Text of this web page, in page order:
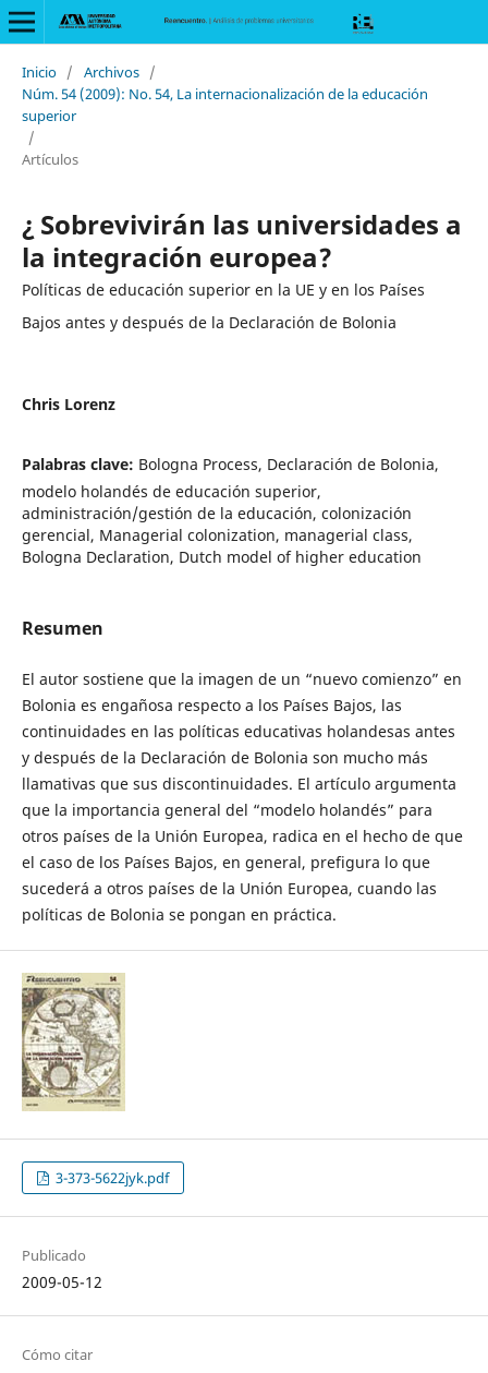
Inicio / Archivos /
Núm. 54 (2009): No. 54, La internacionalización de la educación
superior
/
Artículos
¿ Sobrevivirán las universidades a
la integración europea?
Políticas de educación superior en la UE y en los Países
Bajos antes y después de la Declaración de Bolonia
Chris Lorenz
Palabras clave: Bologna Process, Declaración de Bolonia,
modelo holandés de educación superior,
administración/gestión de la educación, colonización
gerencial, Managerial colonization, managerial class,
Bologna Declaration, Dutch model of higher education
Resumen
El autor sostiene que la imagen de un “nuevo comienzo” en
Bolonia es engañosa respecto a los Países Bajos, las
continuidades en las políticas educativas holandesas antes
y después de la Declaración de Bolonia son mucho más
llamativas que sus discontinuidades. El artículo argumenta
que la importancia general del “modelo holandés” para
otros países de la Unión Europea, radica en el hecho de que
el caso de los Países Bajos, en general, prefigura lo que
sucederá a otros países de la Unión Europea, cuando las
políticas de Bolonia se pongan en práctica.
3-373-5622jyk.pdf
Publicado
2009-05-12
Cómo citar